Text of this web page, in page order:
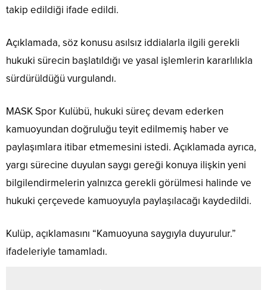
takip edildiği ifade edildi.
Açıklamada, söz konusu asılsız iddialarla ilgili gerekli
hukuki sürecin başlatıldığı ve yasal işlemlerin kararlılıkla
sürdürüldüğü vurgulandı.
MASK Spor Kulübü, hukuki süreç devam ederken
kamuoyundan doğruluğu teyit edilmemiş haber ve
paylaşımlara itibar etmemesini istedi. Açıklamada ayrıca,
yargı sürecine duyulan saygı gereği konuya ilişkin yeni
bilgilendirmelerin yalnızca gerekli görülmesi halinde ve
hukuki çerçevede kamuoyuyla paylaşılacağı kaydedildi.
Kulüp, açıklamasını “Kamuoyuna saygıyla duyurulur.”
ifadeleriyle tamamladı.